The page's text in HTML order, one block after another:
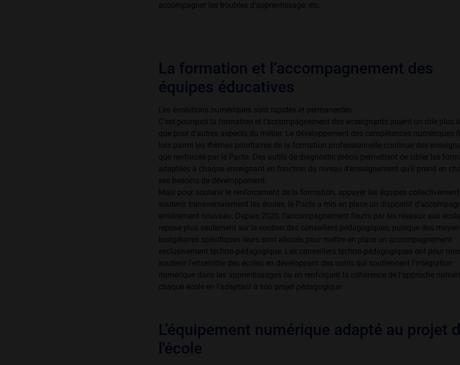
accompagner les troubles d’apprentissage, etc.
La formation et l’accompagnement des
équipes éducatives
Les évolutions numériques sont rapides et permanentes.
C’est pourquoi la formation et l’accompagne­ment des enseignants jouent un rôle plus
que pour d’autres aspects du métier. Le dévelop­pement des compétences numériques
lors parmi les thèmes prioritaires de la formation pro­fessionnelle continue des
que renforcée par le Pacte. Des outils de diagnostic précis permettent de cibler les
adaptées à chaque enseignant en fonction du niveau d’enseigne­ment qu’il prend en
ses besoins de développement.
Mais pour soutenir le renforcement de la formation, appuyer les équipes collectivement
soutenir transversalement les écoles, le Pacte a mis en place un dispositif
entièrement nouveau. Depuis 2020, l’accompagnement fourni par les réseaux aux
repose plus seulement sur le soutien des conseillers pédagogiques, puisque des
budgétaires spécifiques leurs sont alloués pour mettre en place un accompagne­ment
exclusivement techno-pédagogique. Les conseillers techno-pédagogiques ont pour
soutenir l’ensemble des écoles en développant des outils qui soutiennent l’intégration
numérique dans les apprentissages ou en renforçant la cohérence de l’approche
chaque école en l’adap­tant à son projet pédagogique.
L’équipement numérique adapté au projet
l'école